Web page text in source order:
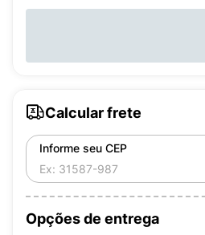
Calcular frete
Informe seu CEP
Opções de entrega